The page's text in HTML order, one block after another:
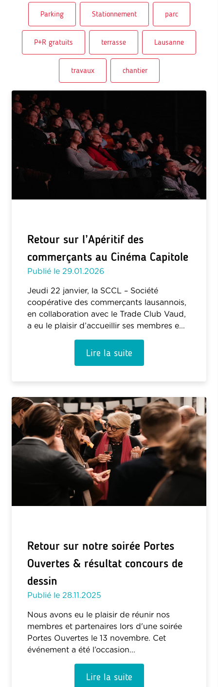
Parking Stationnement parc
P+R gratuits terrasse Lausanne
travaux chantier
Retour sur l’Apéritif des
commerçants au Cinéma Capitole
Publié le 29.01.2026
Jeudi 22 janvier, la SCCL – Société
coopérative des commerçants lausannois,
en collaboration avec le Trade Club Vaud,
a eu le plaisir d’accueillir ses membres e...
Lire la suite
Retour sur notre soirée Portes
Ouvertes & résultat concours de
dessin
Publié le 28.11.2025
Nous avons eu le plaisir de réunir nos
membres et partenaires lors d'une soirée
Portes Ouvertes le 13 novembre. Cet
événement a été l’occasion...
Lire la suite